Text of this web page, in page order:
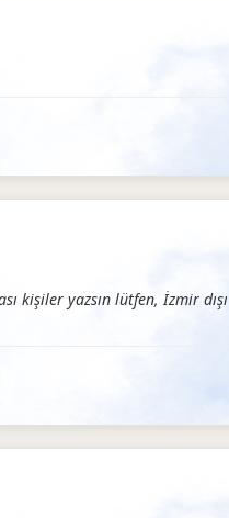
kişiler yazsın lütfen, İzmir dışı